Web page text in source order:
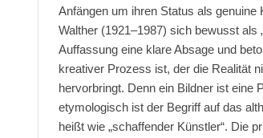
Anfängen um ihren Status als
Walther (1921–1987) sich bewusst als
Auffassung eine klare Absage und
kreativer Prozess ist, der die Realität
hervorbringt. Denn ein Bildner ist eine
etymologisch ist der Begriff auf das
heißt wie „schaffender Künstler“. Die